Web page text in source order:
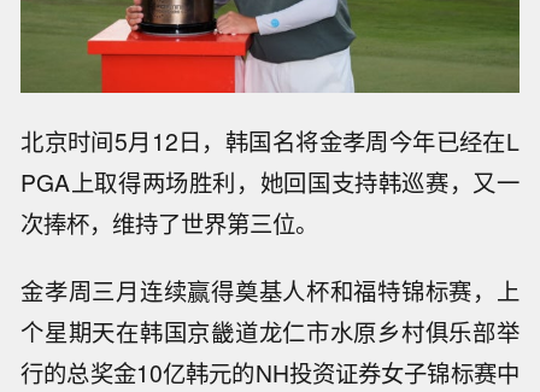
北京时间5月12日，韩国名将金孝周今年已经在L
PGA上取得两场胜利，她回国支持韩巡赛，又一
次捧杯，维持了世界第三位。
金孝周三月连续赢得奠基人杯和福特锦标赛，上
个星期天在韩国京畿道龙仁市水原乡村俱乐部举
行的总奖金10亿韩元的NH投资证券女子锦标赛中